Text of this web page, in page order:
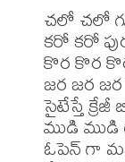
చలో చలో
కరో కరో
కొర కొర
జర జర
సైటేస్తే క్రేజీ
ముడి
ఓపెన్ గా